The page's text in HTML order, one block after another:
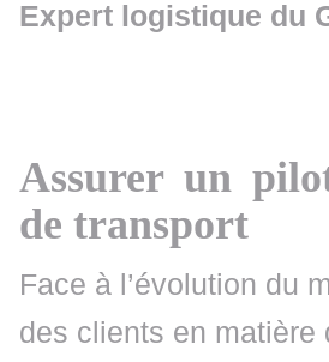
Expert logistique du
Assurer un
de transport
Face à l’évolution du
des clients en